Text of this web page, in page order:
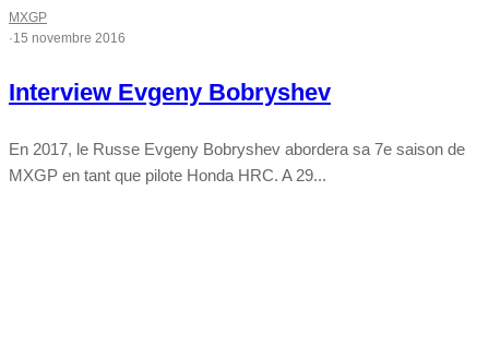
MXGP
·15 novembre 2016
Interview Evgeny Bobryshev
En 2017, le Russe Evgeny Bobryshev abordera sa 7e saison de
MXGP en tant que pilote Honda HRC. A 29...